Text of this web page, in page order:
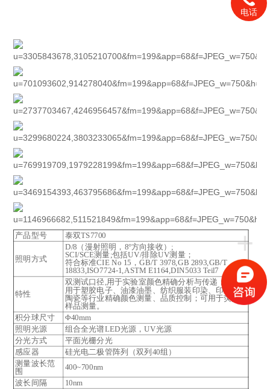
+
产品型号 泰双TS7700
照明方式
D/8（漫射照明，8°方向接收）;
SCI/SCE测量;包括UV/排除UV测量；
符合标准CIE No 15，GB/T 3978,GB 2893,GB/T
18833,ISO7724-1,ASTM E1164,DIN5033 Teil7
特性
双测试口径,用于实验室颜色精确分析与传递；
用于塑胶电子、油漆油墨、纺织服装印染、印刷、
陶瓷等行业精确颜色测量、品质控制；可用于荧光
样品测量。
积分球尺寸
Φ40mm
照明光源
组合全光谱LED光源，UV光源
分光方式
平面光栅分光
感应器
硅光电二极管阵列（双列40组）
测量波长范
围 400~700nm
波长间隔 10nm
电话